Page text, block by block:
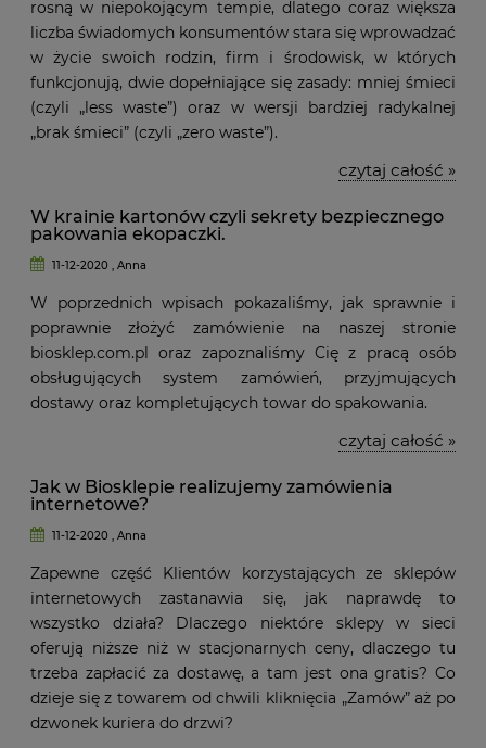
rosną w niepokojącym tempie, dlatego coraz większa
liczba świadomych konsumentów stara się wprowadzać
w życie swoich rodzin, firm i środowisk, w których
funkcjonują, dwie dopełniające się zasady: mniej śmieci
(czyli „less waste”) oraz w wersji bardziej radykalnej
„brak śmieci” (czyli „zero waste”).
czytaj całość »
W krainie kartonów czyli sekrety bezpiecznego
pakowania ekopaczki.
11-12-2020 , Anna
W poprzednich wpisach pokazaliśmy, jak sprawnie i
poprawnie złożyć zamówienie na naszej stronie
biosklep.com.pl oraz zapoznaliśmy Cię z pracą osób
obsługujących system zamówień, przyjmujących
dostawy oraz kompletujących towar do spakowania.
czytaj całość »
Jak w Biosklepie realizujemy zamówienia
internetowe?
11-12-2020 , Anna
Zapewne część Klientów korzystających ze sklepów
internetowych zastanawia się, jak naprawdę to
wszystko działa? Dlaczego niektóre sklepy w sieci
oferują niższe niż w stacjonarnych ceny, dlaczego tu
trzeba zapłacić za dostawę, a tam jest ona gratis? Co
dzieje się z towarem od chwili kliknięcia „Zamów” aż po
dzwonek kuriera do drzwi?